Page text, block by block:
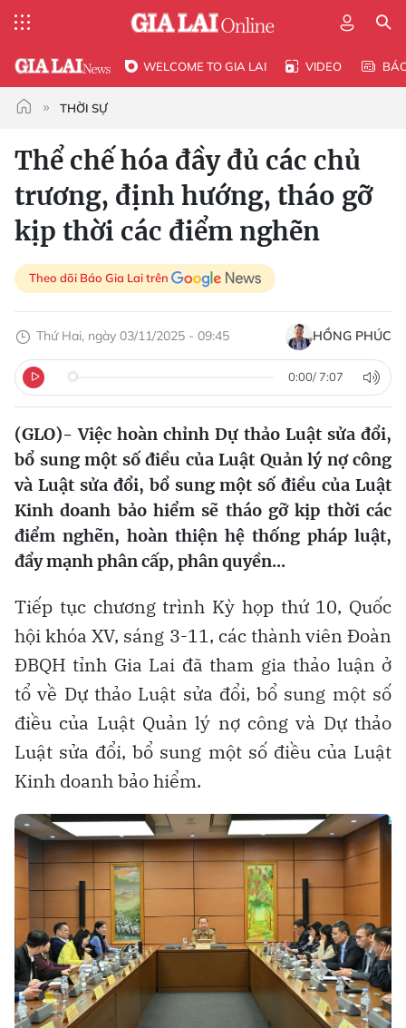
WELCOME TO GIA LAI VIDEO
THỜI SỰ
Thể chế hóa đầy đủ các chủ
trương, định hướng, tháo gỡ
kịp thời các điểm nghẽn
Theo dõi Báo Gia Lai trên
Thứ Hai, ngày 03/11/2025 - 09:45 HỒNG PHÚC
0:00/ 7:07
(GLO)- Việc hoàn chỉnh Dự thảo Luật sửa đổi,
bổ sung một số điều của Luật Quản lý nợ công
và Luật sửa đổi, bổ sung một số điều của Luật
Kinh doanh bảo hiểm sẽ tháo gỡ kịp thời các
điểm nghẽn, hoàn thiện hệ thống pháp luật,
đẩy mạnh phân cấp, phân quyền...
Tiếp tục chương trình Kỳ họp thứ 10, Quốc
hội khóa XV, sáng 3-11, các thành viên Đoàn
ĐBQH tỉnh Gia Lai đã tham gia thảo luận ở
tổ về Dự thảo Luật sửa đổi, bổ sung một số
điều của Luật Quản lý nợ công và Dự thảo
Luật sửa đổi, bổ sung một số điều của Luật
Kinh doanh bảo hiểm.